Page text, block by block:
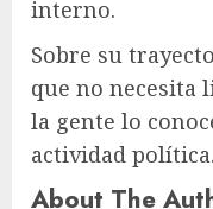
interno.
Sobre su
que no necesita
la gente lo
actividad política.
About The